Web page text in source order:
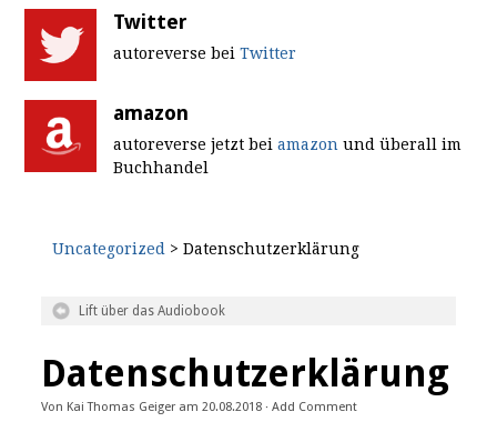
Twitter
autoreverse bei Twitter
amazon
autoreverse jetzt bei amazon und überall im
Buchhandel
Uncategorized > Datenschutzerklärung
Lift über das Audiobook
Datenschutzerklärung
Von Kai Thomas Geigeram 20.08.2018· Add Comment